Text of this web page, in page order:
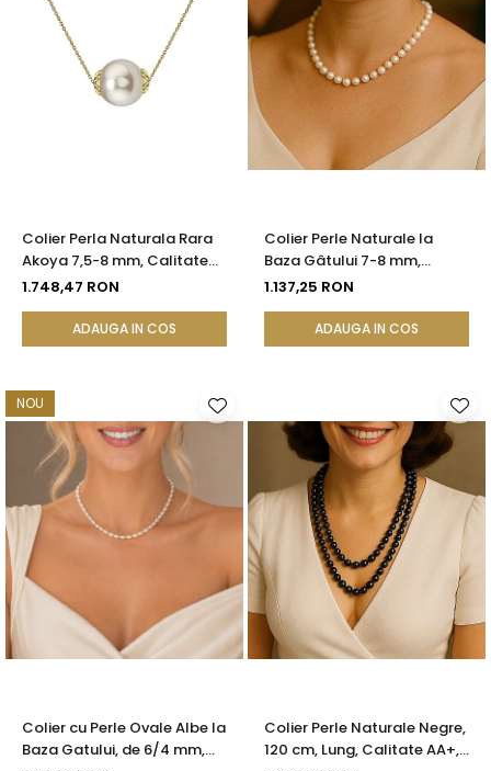
Colier Perla Naturala Rara
Akoya 7,5-8 mm, Calitate
AAA+, Aur 14K | KASKADDA®
1.748,47 RON
ADAUGA IN COS
Colier Perle Naturale la
Baza Gâtului 7-8 mm,
Închizătoare Aur 14K |
1.137,25 RON
ADAUGA IN COS
NOU
Colier cu Perle Ovale Albe la
Baza Gatului, de 6/4 mm,
Colier Perle Naturale Negre,
120 cm, Lung, Calitate AA+,